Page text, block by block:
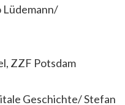
Lüdemann/
ZZF Potsdam
Geschichte/ Stefan